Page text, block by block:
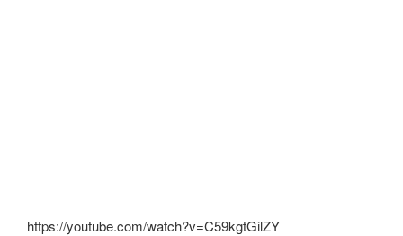
https://youtube.com/watch?v=C59kgtGilZY